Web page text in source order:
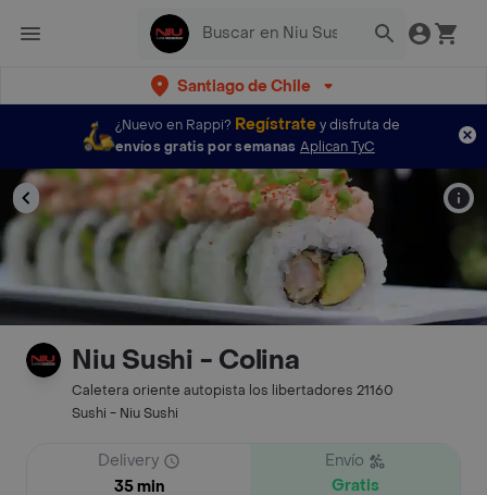
Santiago de Chile
¿Nuevo en Rappi? Regístratey disfruta de
envíos gratis por semanas Aplican TyC
Niu Sushi - Colina
Caletera oriente autopista los libertadores 21160
Sushi - Niu Sushi
Delivery
35 min
Envío
Gratis